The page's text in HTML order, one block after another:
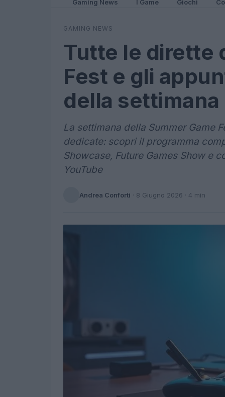
Gaming News I Game Giochi
GAMING NEWS
Tutte le dirette
Fest e gli
della settimana
La settimana della Summer Game
dedicate: scopri il programma
Showcase, Future Games Show e
YouTube
Andrea Conforti · 8 Giugno 2026 · 4 min